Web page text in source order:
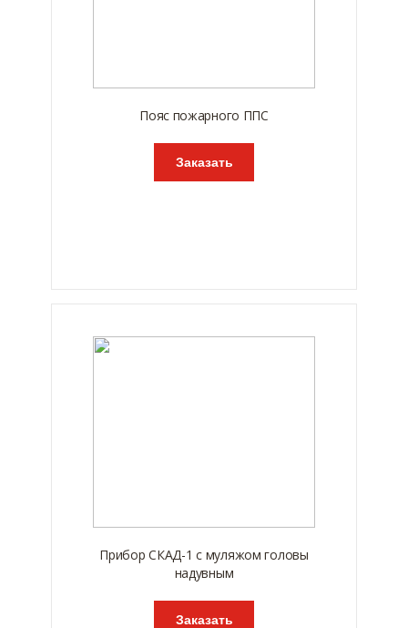
Пояс пожарного ППС
Заказать
Прибор СКАД-1 с муляжом головы
надувным
Заказать